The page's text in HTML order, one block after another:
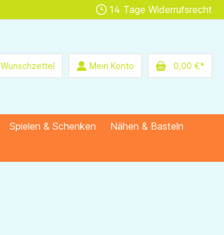
14 Tage Widerrufsrecht
Wunschzettel Mein Konto 0,00 €*
Spielen & Schenken
Nähen & Basteln